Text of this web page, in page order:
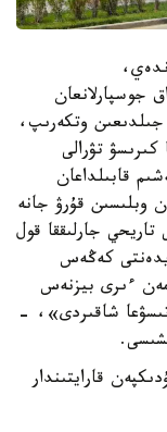
جوسپارلانعان
بولاتىن. نۇرسۇلتان نازاربايەۆ ەلوردانىڭ 20 جىلدىعىن وتكەرىپ،
كىرىسۋ تۋرالى
قابىلداعان
تۇركىستان وبلىسىن قۇرۋ جانە
تاريحي جارلىققا قول
كەڭەس
مەن ءىرى بيزنەس
شاقىردى»، -
قارايتىندار